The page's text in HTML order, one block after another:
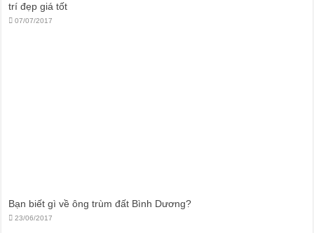
trí đẹp giá tốt
07/07/2017
Bạn biết gì về ông trùm đất Bình Dương?
23/06/2017